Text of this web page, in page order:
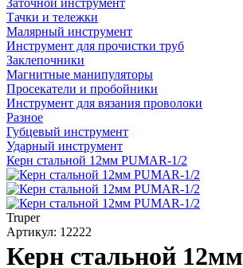
Заточной инструмент
Тачки и тележки
Малярный инструмент
Инструмент для прочистки труб
Заклепочники
Магнитные манипуляторы
Просекатели и пробойники
Инструмент для вязания проволоки
Разное
Губцевый инструмент
Ударный инструмент
Керн стальной 12мм PUMAR-1/2
Truper
Артикул: 12222
Керн стальной 12мм